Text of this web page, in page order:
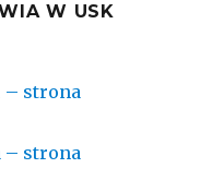
W USK
– strona
– strona